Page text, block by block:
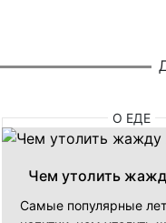
О ЕДЕ
Чем утолить
Самые популярные